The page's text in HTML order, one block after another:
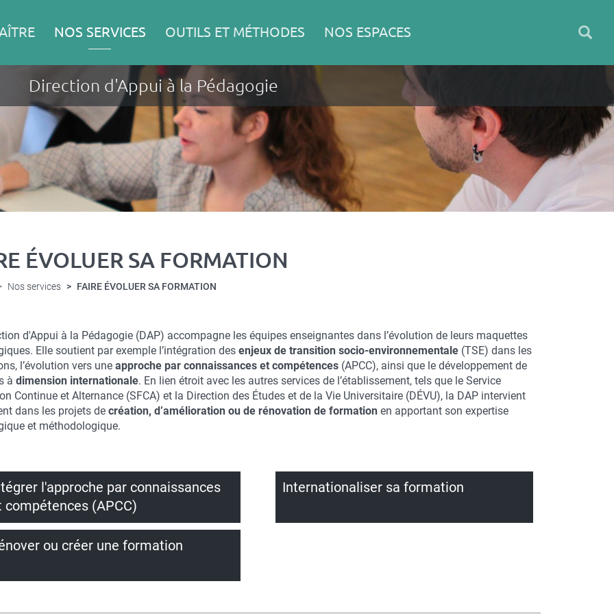
NOS SERVICES OUTILS ET MÉTHODES NOS ESPACES
Direction d'Appui à la Pédagogie
ÉVOLUER SA FORMATION
Nos services FAIRE ÉVOLUER SA FORMATION
d'Appui à la Pédagogie (DAP) accompagne les équipes enseignantes dans l’évolution de leurs maquettes
Elle soutient par exemple l’intégration des enjeux de transition socio-environnementale (TSE) dans les
l’évolution vers une approche par connaissances et compétences (APCC), ainsi que le développement de
à dimension internationale. En lien étroit avec les autres services de l’établissement, tels que le Service
Continue et Alternance (SFCA) et la Direction des Études et de la Vie Universitaire (DÉVU), la DAP intervient
dans les projets de création, d’amélioration ou de rénovation de formation en apportant son expertise
et méthodologique.
l'approche par connaissances
compétences (APCC)
Internationaliser sa formation
ou créer une formation